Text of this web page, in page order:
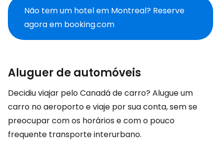
Não tem um hotel em Montreal? Reserve
agora em booking.com
Aluguer de automóveis
Decidiu viajar pelo Canadá de carro? Alugue um
carro no aeroporto e viaje por sua conta, sem se
preocupar com os horários e com o pouco
frequente transporte interurbano.